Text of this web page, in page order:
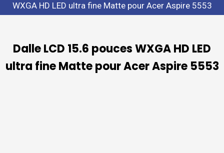
WXGA HD LED ultra fine Matte pour Acer Aspire 5553
Dalle LCD 15.6 pouces WXGA HD LED
ultra fine Matte pour Acer Aspire 5553